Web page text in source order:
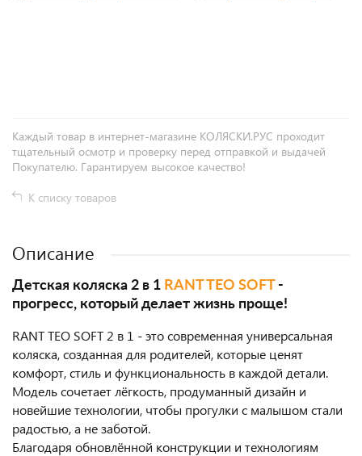
Каждый товар в интернет-магазине КОЛЯСКИ.РУС проходит
тщательный осмотр и проверку перед отправкой и выдачей
Покупателю. Гарантируем высокое качество!
К списку товаров
Описание
Детская коляска 2 в 1 RANT TEO SOFT-
прогресс, который делает жизнь проще!
RANT TEO SOFT 2 в 1 - это современная универсальная
коляска, созданная для родителей, которые ценят
комфорт, стиль и функциональность в каждой детали.
Модель сочетает лёгкость, продуманный дизайн и
новейшие технологии, чтобы прогулки с малышом стали
радостью, а не заботой.
Благодаря обновлённой конструкции и технологиям